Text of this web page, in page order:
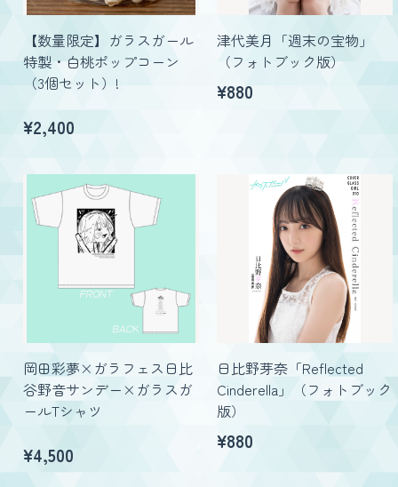
【数量限定】ガラスガール
特製・白桃ポップコーン
（3個セット）!
¥2,400
津代美月「週末の宝物」
（フォトブック版）
¥880
岡田彩夢×ガラフェス日比
谷野音サンデー×ガラスガ
ールTシャツ
¥4,500
日比野芽奈「Reflected
Cinderella」（フォトブック
版）
¥880